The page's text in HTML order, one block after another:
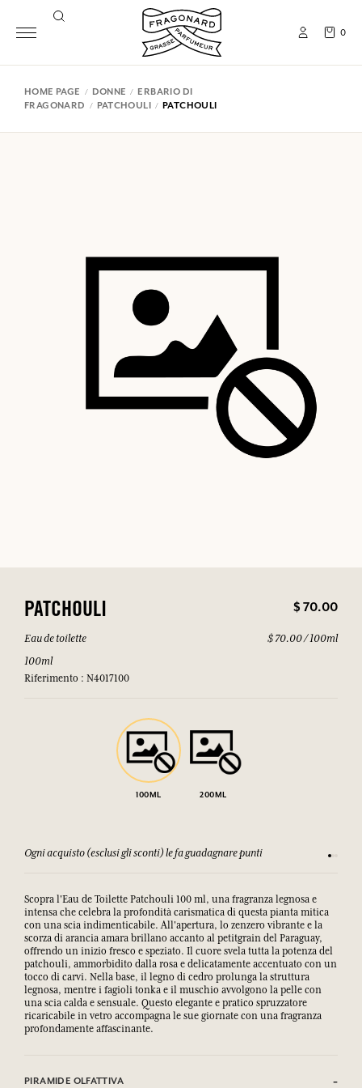
0
HOME PAGE DONNE
ERBARIO DI
FRAGONARD
PATCHOULI PATCHOULI
PATCHOULI $ 70.00
Eau de toilette
100ml
Riferimento : N4017100
$ 70.00 / 100ml
100ML 200ML
Ogni acquisto (esclusi gli sconti) le fa guadagnare punti
Scopra l'Eau de Toilette Patchouli 100 ml, una fragranza legnosa e
intensa che celebra la profondità carismatica di questa pianta mitica
con una scia indimenticabile. All'apertura, lo zenzero vibrante e la
scorza di arancia amara brillano accanto al petitgrain del Paraguay,
offrendo un inizio fresco e speziato. Il cuore svela tutta la potenza del
patchouli, ammorbidito dalla rosa e delicatamente accentuato con un
tocco di carvi. Nella base, il legno di cedro prolunga la struttura
legnosa, mentre i fagioli tonka e il muschio avvolgono la pelle con
una scia calda e sensuale. Questo elegante e pratico spruzzatore
ricaricabile in vetro accompagna le sue giornate con una fragranza
profondamente affascinante.
PIRAMIDE OLFATTIVA